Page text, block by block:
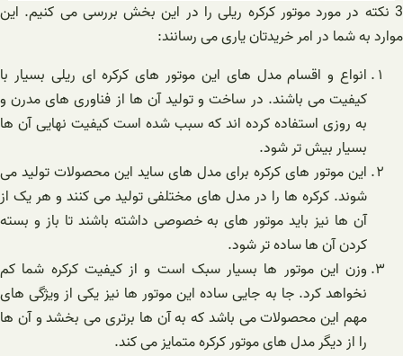
3 نکته در مورد موتور کرکره ریلی را در این بخش بررسی می کنیم. این
موارد به شما در امر خریدتان یاری می رسانند:
انواع و اقسام مدل های این موتور های کرکره ای ریلی بسیار با
کیفیت می باشند. در ساخت و تولید آن ها از فناوری های مدرن و
به روزی استفاده کرده اند که سبب شده است کیفیت نهایی آن ها
بسیار بیش تر شود.
این موتور های کرکره برای مدل های ساید این محصولات تولید می
شوند. کرکره ها را در مدل های مختلفی تولید می کنند و هر یک از
آن ها نیز باید موتور های به خصوصی داشته باشند تا باز و بسته
کردن آن ها ساده تر شود.
وزن این موتور ها بسیار سبک است و از کیفیت کرکره شما کم
نخواهد کرد. جا به جایی ساده این موتور ها نیز یکی از ویژگی های
مهم این محصولات می باشد که به آن ها برتری می بخشد و آن ها
را از دیگر مدل های موتور کرکره متمایز می کند.